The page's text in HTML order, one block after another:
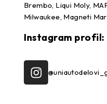
Brembo, Liqui Moly,
Milwaukee, Magneti
Instagram profil: